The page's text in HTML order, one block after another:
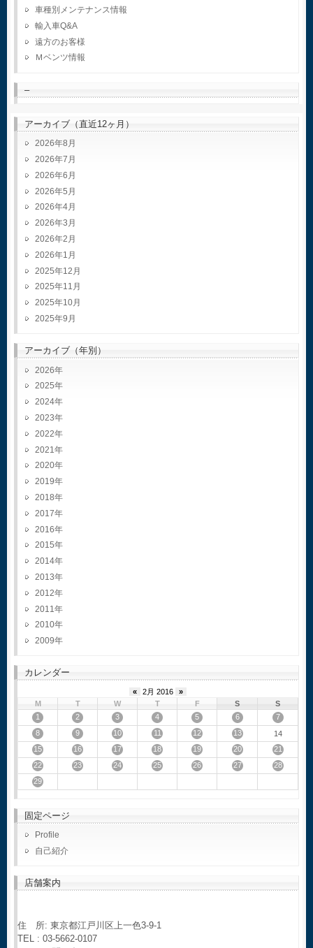
車種別メンテナンス情報
輸入車Q&A
遠方のお客様
Ｍベンツ情報
–
アーカイブ（直近12ヶ月）
2026年8月
2026年7月
2026年6月
2026年5月
2026年4月
2026年3月
2026年2月
2026年1月
2025年12月
2025年11月
2025年10月
2025年9月
アーカイブ（年別）
2026
2025
2024
2023
2022
2021
2020
2019
2018
2017
2016
2015
2014
2013
2012
2011
2010
2009
カレンダー
« 2月 2016
»
M
T W T F S
S
1
2 3 4 5 6
7
8
9 10 11 12 13
14
15
16 17 18 19 20
21
22
23 24 25 26 27
28
29
固定ページ
Profile
自己紹介
店舗案内
住 所: 東京都江戸川区上一色3-9-1
TEL : 03-5662-0107